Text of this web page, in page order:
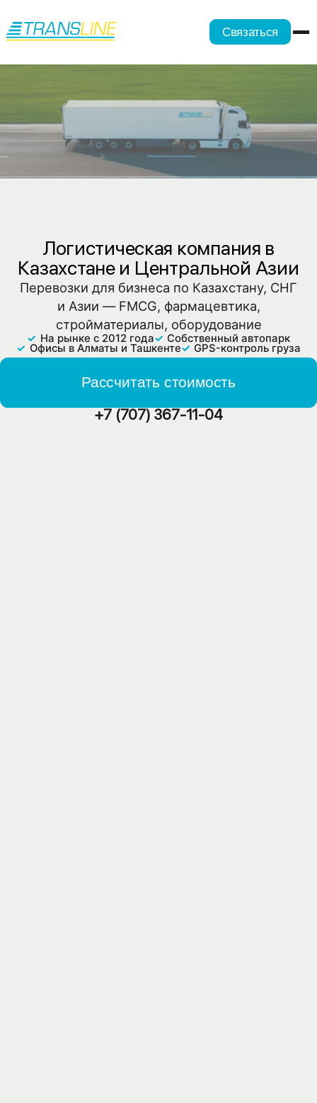
Связаться
Логистическая компания в
Казахстане и Центральной Азии
Перевозки для бизнеса по Казахстану, СНГ
и Азии — FMCG, фармацевтика,
стройматериалы, оборудование
На рынке с 2012 года Собственный автопарк
Офисы в Алматы и Ташкенте GPS-контроль груза
Рассчитать стоимость
+7 (707) 367-11-04